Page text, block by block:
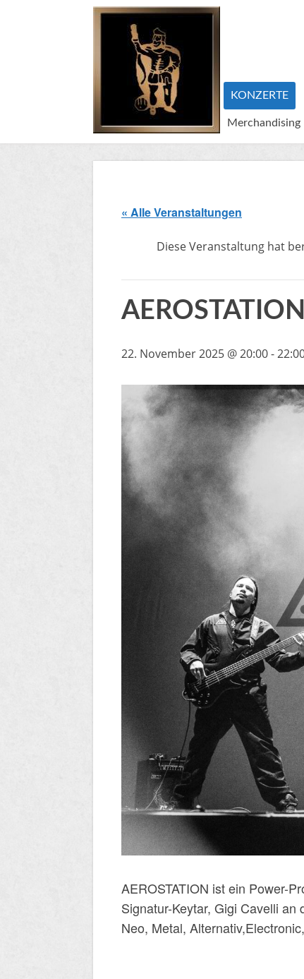
KONZERTE
Merchandising
« Alle Veranstaltungen
Diese Veranstaltung hat
22. November 2025 @ 20:00-
AEROSTATION ist ein Power-
Signatur-Keytar, Gigi Cavelli
Neo, Metal,